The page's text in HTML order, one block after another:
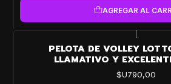
AGREGAR AL
PELOTA DE VOLLEY
LLAMATIVO Y
$U790,00